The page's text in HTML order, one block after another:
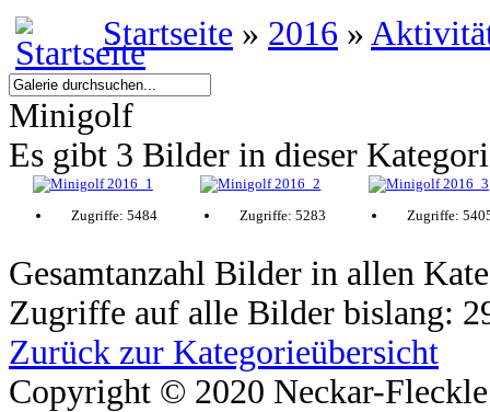
Startseite » 2016 »
Minigolf
Es gibt 3 Bilder in dieser
Zugriffe: 5484 Zugriffe: 5283 Zugriffe:
Gesamtanzahl Bilder in allen
Zugriffe auf alle Bilder bislang:
Zurück zur Kategorieübersicht
Copyright © 2020 Neckar-